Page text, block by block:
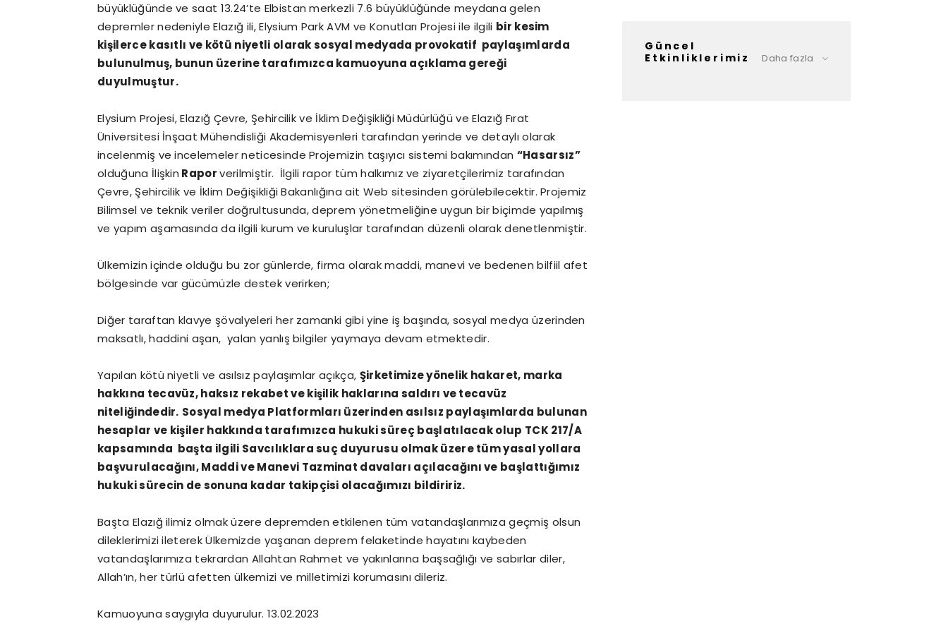
büyüklüğünde ve saat 13.24’te Elbistan merkezli 7.6 büyüklüğünde meydana gelen
depremler nedeniyle Elazığ ili, Elysium Park AVM ve Konutları Projesi ile ilgili bir kesim
kişilerce kasıtlı ve kötü niyetli olarak sosyal medyada provokatif paylaşımlarda
bulunulmuş, bunun üzerine tarafımızca kamuoyuna açıklama gereği
duyulmuştur.
Elysium Projesi, Elazığ Çevre, Şehircilik ve İklim Değişikliği Müdürlüğü ve Elazığ Fırat
Üniversitesi İnşaat Mühendisliği Akademisyenleri tarafından yerinde ve detaylı olarak
incelenmiş ve incelemeler neticesinde Projemizin taşıyıcı sistemi bakımından “Hasarsız”
olduğuna İlişkin Raporverilmiştir. İlgili rapor tüm halkımız ve ziyaretçilerimiz tarafından
Çevre, Şehircilik ve İklim Değişikliği Bakanlığına ait Web sitesinden görülebilecektir. Projemiz
Bilimsel ve teknik veriler doğrultusunda, deprem yönetmeliğine uygun bir biçimde yapılmış
ve yapım aşamasında da ilgili kurum ve kuruluşlar tarafından düzenli olarak denetlenmiştir.
Ülkemizin içinde olduğu bu zor günlerde, firma olarak maddi, manevi ve bedenen bilfiil afet
bölgesinde var gücümüzle destek verirken;
Diğer taraftan klavye şövalyeleri her zamanki gibi yine iş başında, sosyal medya üzerinden
maksatlı, haddini aşan, yalan yanlış bilgiler yaymaya devam etmektedir.
Yapılan kötü niyetli ve asılsız paylaşımlar açıkça, Şirketimize yönelik hakaret, marka
hakkına tecavüz, haksız rekabet ve kişilik haklarına saldırı ve tecavüz
niteliğindedir. Sosyal medya Platformları üzerinden asılsız paylaşımlarda bulunan
hesaplar ve kişiler hakkında tarafımızca hukuki süreç başlatılacak olup TCK 217/A
kapsamında başta ilgili Savcılıklara suç duyurusu olmak üzere tüm yasal yollara
başvurulacağını, Maddi ve Manevi Tazminat davaları açılacağını ve başlattığımız
hukuki sürecin de sonuna kadar takipçisi olacağımızı bildiririz.
Başta Elazığ ilimiz olmak üzere depremden etkilenen tüm vatandaşlarımıza geçmiş olsun
dileklerimizi ileterek Ülkemizde yaşanan deprem felaketinde hayatını kaybeden
vatandaşlarımıza tekrardan Allahtan Rahmet ve yakınlarına başsağlığı ve sabırlar diler,
Allah’ın, her türlü afetten ülkemizi ve milletimizi korumasını dileriz.
Kamuoyuna saygıyla duyurulur. 13.02.2023
Güncel
Etkinliklerimiz
Daha fazla